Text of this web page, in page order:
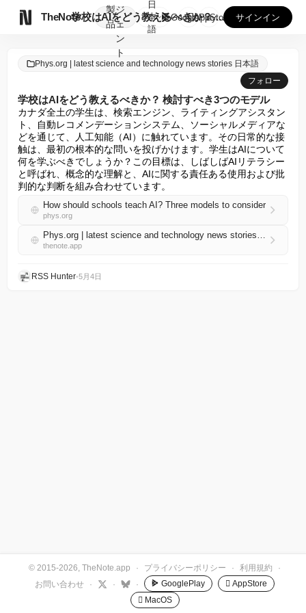
TheNote
製
品
ジ
ェ
ン
ト
学校はAIをどう教えるべきか？ 検討すべき3つのモデル
日
本
語
GooglePlay
AppStore サインイン
Phys.org | latest science and technology news stories 日本語
フォロー
学校はAIをどう教えるべきか？ 検討すべき3つのモデル
カナダ全土の学生は、検索エンジン、ライティングアシスタン
ト、自動レコメンデーションシステム、ソーシャルメディアな
どを通じて、人工知能（AI）に触れています。その日常的な接
触は、最初の根本的な問いを投げかけます。学生はAIについて
何を学ぶべきでしょうか？この目標は、しばしばAIリテラシー
と呼ばれ、概念的な理解と、AIに関する責任ある使用および批
判的な判断を組み合わせています。
How should schools teach AI? Three models to consider
phys.org
Phys.org | latest science and technology news stories 日本語 RSS
thenote.app
RSS Hunter•5月4日
© 2015-2026, TheNote.app · プライバシーポリシー · 利用規約
·
お問い合わせ
· · · GooglePlay
 AppStore
 MacOS